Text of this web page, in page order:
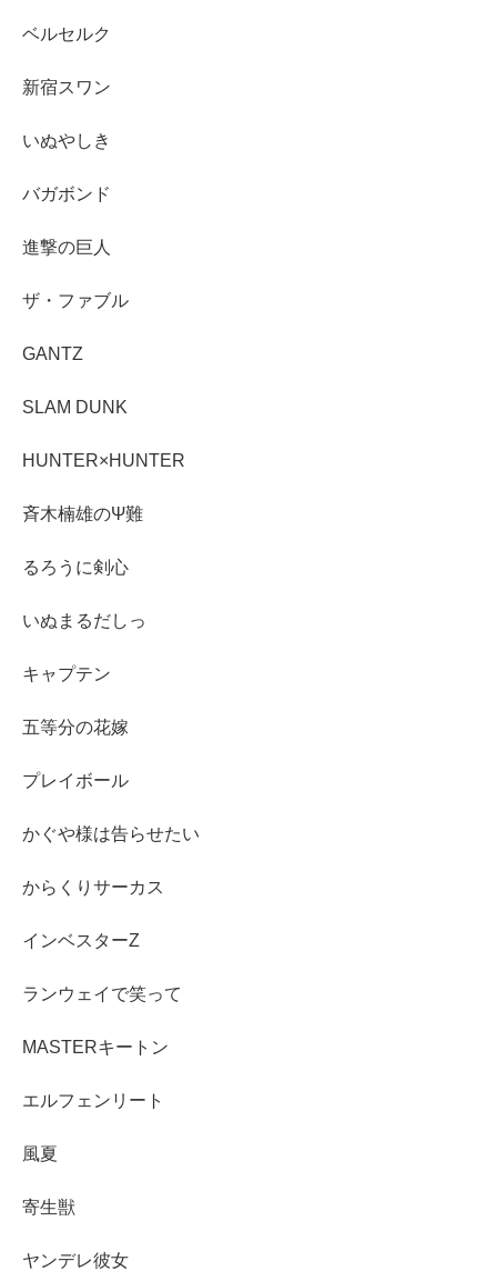
ベルセルク
新宿スワン
いぬやしき
バガボンド
進撃の巨人
ザ・ファブル
GANTZ
SLAM DUNK
HUNTER×HUNTER
斉木楠雄のΨ難
るろうに剣心
いぬまるだしっ
キャプテン
五等分の花嫁
プレイボール
かぐや様は告らせたい
からくりサーカス
インベスターZ
ランウェイで笑って
MASTERキートン
エルフェンリート
風夏
寄生獣
ヤンデレ彼女